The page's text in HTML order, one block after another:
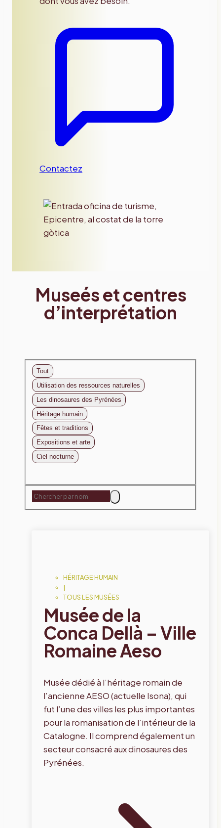
Contactez
Museés et centres
d’interprétation
Tout
Utilisation des ressources naturelles
Les dinosaures des Pyrénées
Héritage humain
Fêtes et traditions
Expositions et arte
Ciel nocturne
HÉRITAGE HUMAIN
|
TOUS LES MUSÉES
Musée de la
Conca Dellà – Ville
Romaine Aeso
Musée dédié à l’héritage romain de
l’ancienne AESO (actuelle Isona), qui
fut l’une des villes les plus importantes
pour la romanisation de l’intérieur de la
Catalogne. Il comprend également un
secteur consacré aux dinosaures des
Pyrénées.